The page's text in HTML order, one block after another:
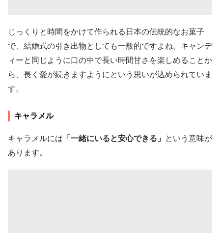
じっくりと時間をかけて作られる日本の伝統的なお菓子
で、結婚式の引き出物としても一般的ですよね。キャンデ
ィーと同じように口の中で長い時間甘さを楽しめることか
ら、長く愛が続きますようにという思いが込められていま
す。
キャラメル
キャラメルには 「一緒にいると安心できる」 という意味が
あります。